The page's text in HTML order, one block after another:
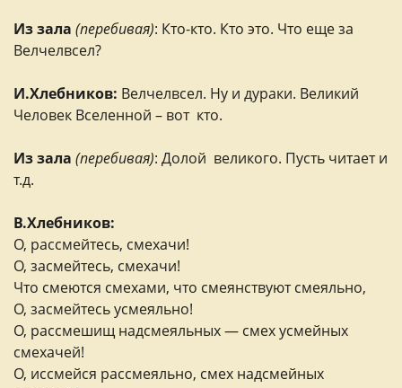
Из зала (перебивая): Кто-кто. Кто это. Что еще за
Велчелвсел?
И.Хлебников: Велчелвсел. Ну и дураки. Великий
Человек Вселенной – вот кто.
Из зала (перебивая): Долой великого. Пусть читает и
т.д.
В.Хлебников:
О, рассмейтесь, смехачи!
О, засмейтесь, смехачи!
Что смеются смехами, что смеянствуют смеяльно,
О, засмейтесь усмеяльно!
О, рассмешищ надсмеяльных — смех усмейных
смехачей!
О, иссмейся рассмеяльно, смех надсмейных